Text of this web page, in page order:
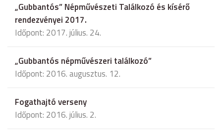
„Gubbantós” Népművészeti Találkozó és kísérő
rendezvényei 2017.
Időpont: 2017. július. 24.
„Gubbantós népművészeri találkozó”
Időpont: 2016. augusztus. 12.
Fogathajtó verseny
Időpont: 2016. július. 2.